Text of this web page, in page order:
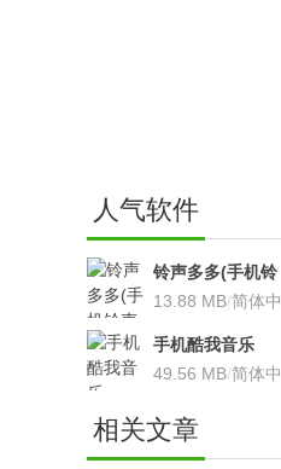
人气软件
铃声多多(手机铃
声软件)v8.7.66 安
13.88 MB/简体中
手机酷我音乐
V9.2.3.5 安卓版
49.56 MB/简体中
相关文章